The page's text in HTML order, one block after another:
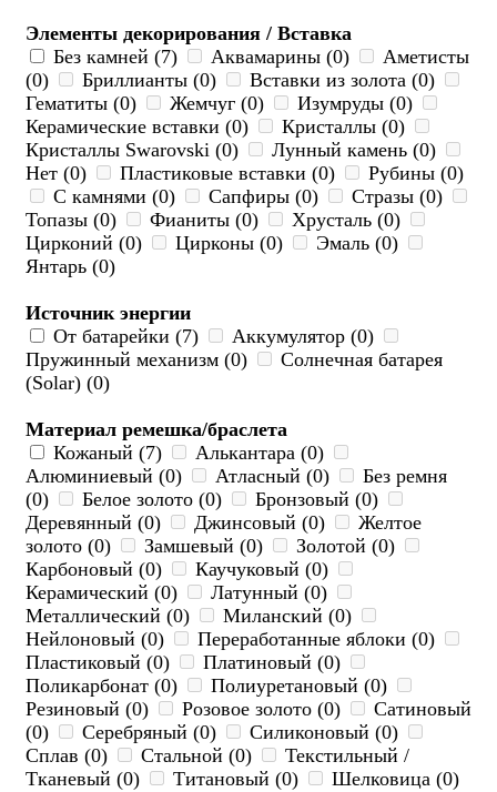
Элементы декорирования / Вставка
Без камней (7)
Аквамарины (0)
Аметисты
(0)
Бриллианты (0)
Вставки из золота (0)
Гематиты (0)
Жемчуг (0)
Изумруды (0)
Керамические вставки (0)
Кристаллы (0)
Кристаллы Swarovski (0)
Лунный камень (0)
Нет (0)
Пластиковые вставки (0)
Рубины (0)
С камнями (0)
Сапфиры (0)
Стразы (0)
Топазы (0)
Фианиты (0)
Хрусталь (0)
Цирконий (0)
Цирконы (0)
Эмаль (0)
Янтарь (0)
Источник энергии
От батарейки (7)
Аккумулятор (0)
Пружинный механизм (0)
Солнечная батарея
(Solar) (0)
Материал ремешка/браслета
Кожаный (7)
Алькантара (0)
Алюминиевый (0)
Атласный (0)
Без ремня
(0)
Белое золото (0)
Бронзовый (0)
Деревянный (0)
Джинсовый (0)
Желтое
золото (0)
Замшевый (0)
Золотой (0)
Карбоновый (0)
Каучуковый (0)
Керамический (0)
Латунный (0)
Металлический (0)
Миланский (0)
Нейлоновый (0)
Переработанные яблоки (0)
Пластиковый (0)
Платиновый (0)
Поликарбонат (0)
Полиуретановый (0)
Резиновый (0)
Розовое золото (0)
Сатиновый
(0)
Серебряный (0)
Силиконовый (0)
Сплав (0)
Стальной (0)
Текстильный /
Тканевый (0)
Титановый (0) Шелковица (0)